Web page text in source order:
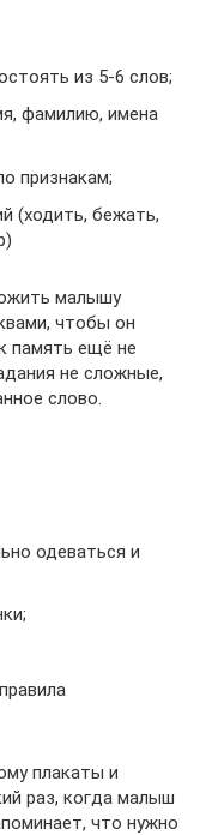
из 5-6 слов;
фамилию, имена
признакам;
(ходить, бежать,
малышу
чтобы он
память ещё не
не сложные,
слово.
одеваться и
плакаты и
раз, когда малыш
что нужно